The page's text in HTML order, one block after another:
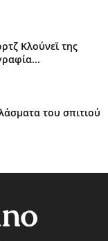
Κλούνεϊ της
του σπιτιού